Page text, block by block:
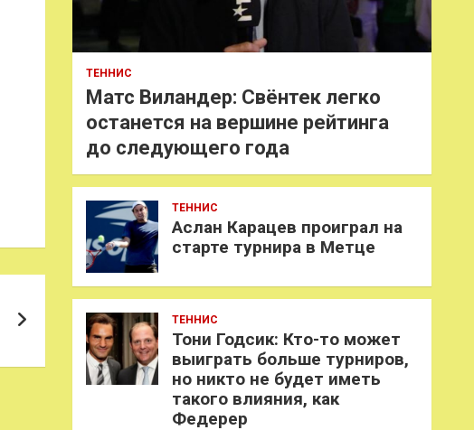
ТЕННИС
Матс Виландер: Свёнтек легко
останется на вершине рейтинга
до следующего года
ТЕННИС
Аслан Карацев проиграл на
старте турнира в Метце
ТЕННИС
Тони Годсик: Кто-то может
выиграть больше турниров,
но никто не будет иметь
такого влияния, как
Федерер